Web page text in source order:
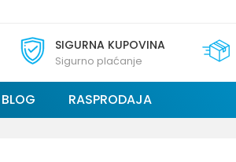
SIGURNA KUPOVINA
Sigurno plaćanje
BLOG RASPRODAJA